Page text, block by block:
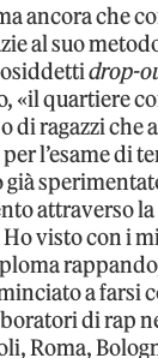
ancora che
al suo
drop-
«il quartiere
di ragazzi
l’esame di
attraverso
visto con i
a farsi
di rap
Roma,